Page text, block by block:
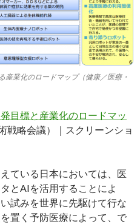
産業化のロードマップ（健康／医療・
目標と産業化のロードマッ
戦略会議）｜スクリーンショ
ている日本においては、医
とAIを活用することによ
試みを世界に先駆けて行な
置く予防医療によって、で